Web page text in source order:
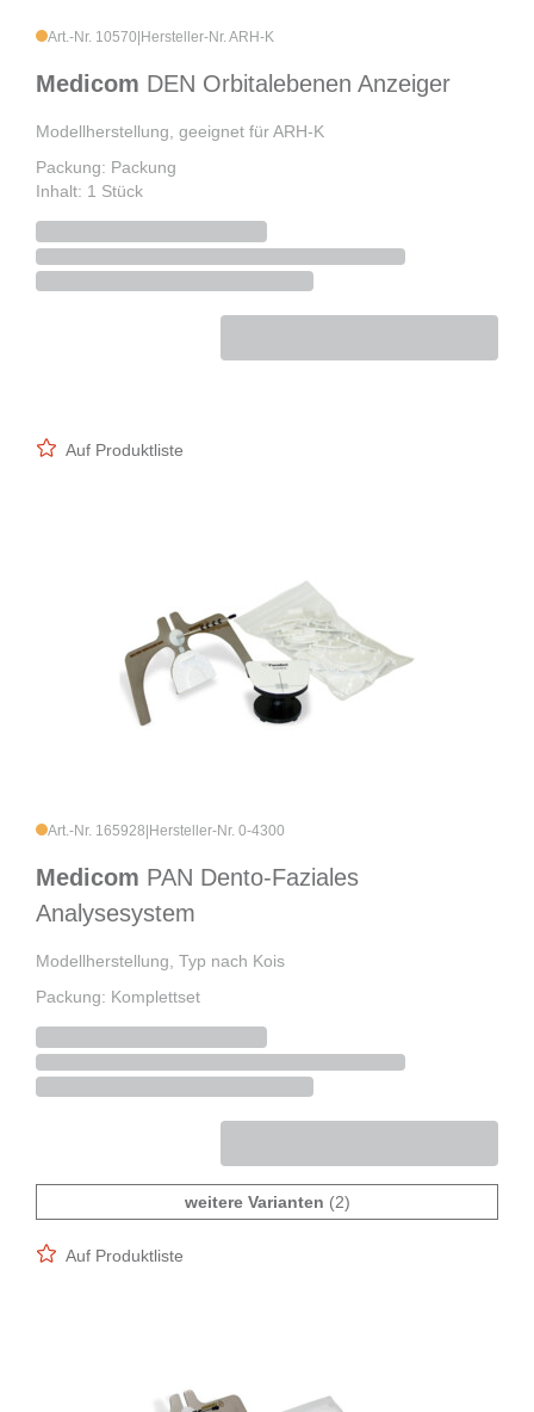
Art.-Nr. 10570 Hersteller-Nr. ARH-K
Medicom DEN Orbitalebenen Anzeiger
Modellherstellung, geeignet für ARH-K
Packung: Packung
Inhalt: 1 Stück
Auf Produktliste
Art.-Nr. 165928 Hersteller-Nr. 0-4300
Medicom PAN Dento-Faziales
Analysesystem
Modellherstellung, Typ nach Kois
Packung: Komplettset
weitere Varianten (2)
Auf Produktliste